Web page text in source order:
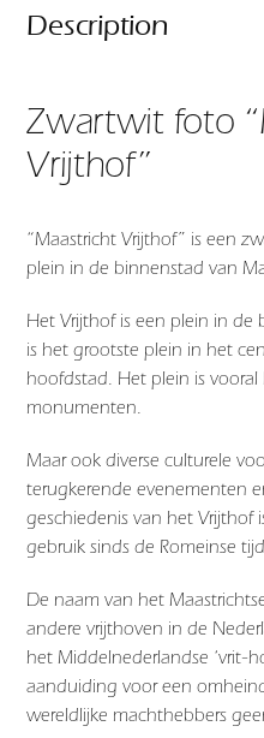
Description
Zwartwit foto
Vrijthof”
“Maastricht Vrijthof” is een
plein in de binnenstad van
Het Vrijthof is een plein in
is het grootste plein in het
hoofdstad. Het plein is
monumenten.
Maar ook diverse culturele
terugkerende evenementen
geschiedenis van het Vrijthof
gebruik sinds de Romeinse
De naam van het
andere vrijthoven in de
het Middelnederlandse ‘vrit-
aanduiding voor een
wereldlijke machthebbers